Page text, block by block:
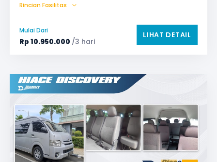
Bagasi
GPS
Safety Tools (P3K, Windows Breaker, dll)
Rincian Fasilitas
Mulai Dari
Rp 10.950.000 /3 hari
LIHAT DETAIL